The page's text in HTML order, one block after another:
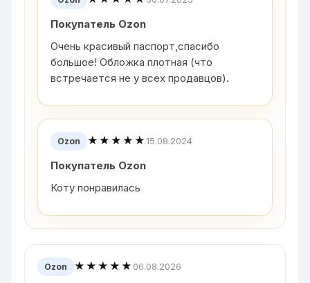
Покупатель Ozon
Очень красивый паспорт,спасибо
большое! Обложка плотная (что
встречается не у всех продавцов).
Ozon ★★★★★15.08.2024
Покупатель Ozon
Коту понравилась
Ozon ★★★★★ 06.08.2026